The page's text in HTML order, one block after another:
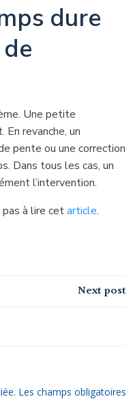
dure
Une petite
revanche, un
pente ou une correction
Dans tous les cas, un
l’intervention.
pas à lire cetarticle.
Navigation
Next post
Les champs obligatoires